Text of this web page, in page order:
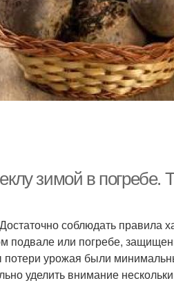
зимой в погребе.
соблюдать правила
подвале или погребе,
потери урожая были
уделить внимание